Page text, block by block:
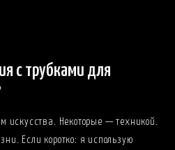
с трубками для
искусства. Некоторые — техникой.
Если коротко: я использую